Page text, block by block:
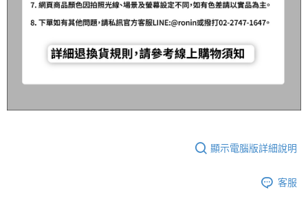
顯示電腦版詳細說明
客服